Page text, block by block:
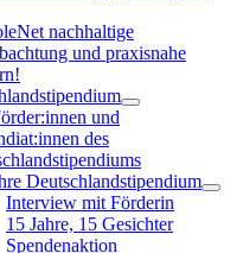
nachhaltige
und praxisnahe
und
des
Deutschlandstipendium
Interview mit Förderin
15 Jahre, 15 Gesichter
Spendenaktion